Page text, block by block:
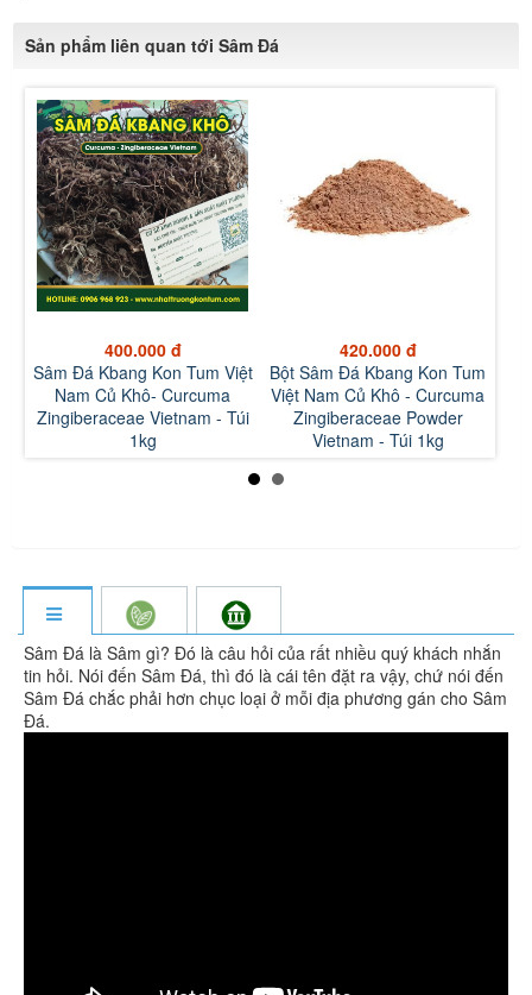
Sản phẩm liên quan tới Sâm Đá
420.000 đ
Bột Sâm Đá Kbang Kon Tum
Việt Nam Củ Khô - Curcuma
Zingiberaceae Powder
Vietnam - Túi 1kg
400.000 đ
Sâm Đá Kbang Kon Tum Việt
Nam Củ Khô- Curcuma
Zingiberaceae Vietnam - Túi
1kg
Sâm Đá là Sâm gì? Đó là câu hỏi của rất nhiều quý khách nhắn
tin hỏi. Nói đến Sâm Đá, thì đó là cái tên đặt ra vậy, chứ nói đến
Sâm Đá chắc phải hơn chục loại ở mỗi địa phương gán cho Sâm
Đá.